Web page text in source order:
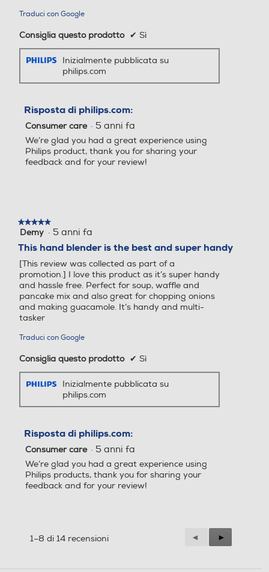
Traduci con Google
Consiglia questo prodotto ✔ Sì
Inizialmente pubblicata su
philips.com
Risposta di philips.com:
Consumer care · 5 anni fa
We’re glad you had a great experience using
Philips product, thank you for sharing your
feedback and for your review!
★★★★★
★★★★★
5
5
stelle.
Demy · 5 anni fa
This hand blender is the best and super handy
[This review was collected as part of a
promotion.] I love this product as it’s super handy
and hassle free. Perfect for soup, waffle and
pancake mix and also great for chopping onions
and making guacamole. It’s handy and multi-
tasker
Traduci con Google
Consiglia questo prodotto ✔ Sì
Inizialmente pubblicata su
philips.com
Risposta di philips.com:
Consumer care · 5 anni fa
We’re glad you had a great experience using
Philips products, thank you for sharing your
feedback and for your review!
1–8 di 14 recensioni
Precedente
Reviews
◄
Successiva
Reviews
►